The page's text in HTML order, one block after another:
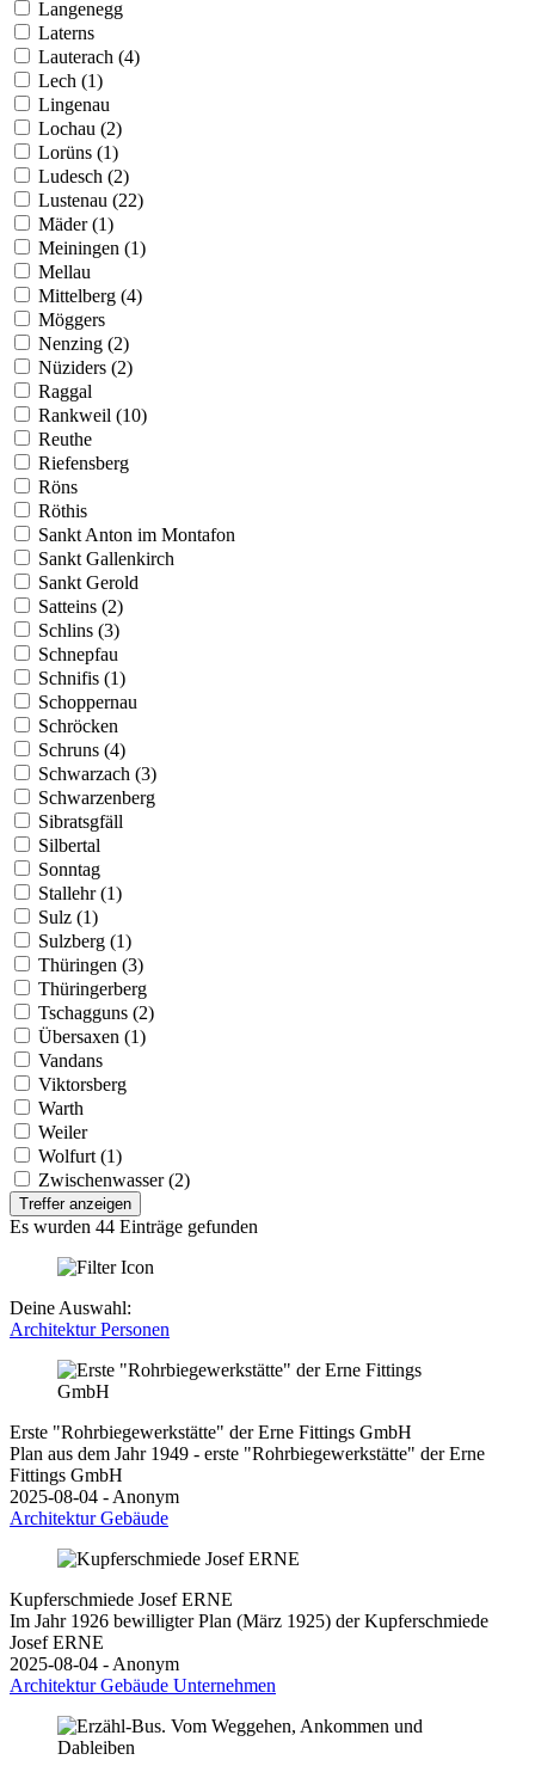
Langenegg
Laterns
Lauterach (4)
Lech (1)
Lingenau
Lochau (2)
Lorüns (1)
Ludesch (2)
Lustenau (22)
Mäder (1)
Meiningen (1)
Mellau
Mittelberg (4)
Möggers
Nenzing (2)
Nüziders (2)
Raggal
Rankweil (10)
Reuthe
Riefensberg
Röns
Röthis
Sankt Anton im Montafon
Sankt Gallenkirch
Sankt Gerold
Satteins (2)
Schlins (3)
Schnepfau
Schnifis (1)
Schoppernau
Schröcken
Schruns (4)
Schwarzach (3)
Schwarzenberg
Sibratsgfäll
Silbertal
Sonntag
Stallehr (1)
Sulz (1)
Sulzberg (1)
Thüringen (3)
Thüringerberg
Tschagguns (2)
Übersaxen (1)
Vandans
Viktorsberg
Warth
Weiler
Wolfurt (1)
Zwischenwasser (2)
Treffer anzeigen
Es wurden 44 Einträge gefunden
Deine Auswahl:
ArchitekturPersonen
Erste "Rohrbiegewerkstätte" der Erne Fittings GmbH
Plan aus dem Jahr 1949 - erste "Rohrbiegewerkstätte" der Erne
Fittings GmbH
2025-08-04 - Anonym
ArchitekturGebäude
Kupferschmiede Josef ERNE
Im Jahr 1926 bewilligter Plan (März 1925) der Kupferschmiede
Josef ERNE
2025-08-04 - Anonym
ArchitekturGebäude Unternehmen